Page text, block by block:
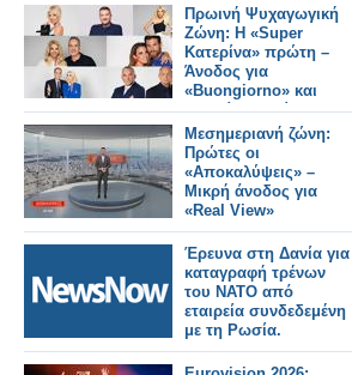
Πρωινή Ψυχαγωγική
Ζώνη: Η «Super
Κατερίνα» πρώτη –
Άνοδος για
«Buongiorno» και
«Πρωίαν σε είδον»
Μεσημεριανή ζώνη:
Πρώτες οι
«Αποκαλύψεις» –
Μικρή άνοδος για
«Real View»
Έρευνα στη Δανία για
καταγραφή τρένων
του ΝΑΤΟ από
εταιρεία συνδεδεμένη
με τη Ρωσία.